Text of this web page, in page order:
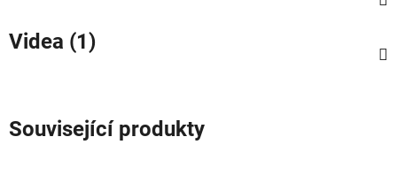
Videa (1)
Související produkty